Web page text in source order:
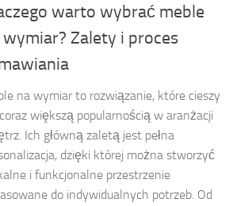
warto wybrać meble
wymiar? Zalety i proces
na wymiar to rozwiązanie, które cieszy
większą popularnością w aranżacji
Ich główną zaletą jest pełna
dzięki której można stworzyć
i funkcjonalne przestrzenie
do indywidualnych potrzeb. Od